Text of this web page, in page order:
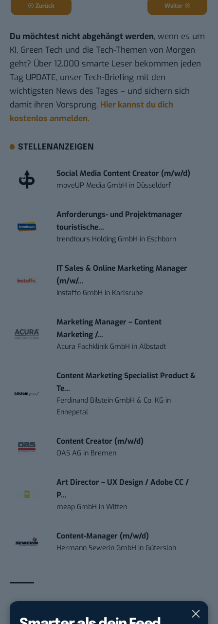
Zurück Weiter
Du möchtest nicht abgehängt werden, wenn es um
KI, Green Tech und die Tech-Themen von Morgen
geht? Über 12.000 smarte Leser bekommen jeden
Tag UPDATE, unser Tech-Briefing mit den
wichtigsten News des Tages – und sichern sich
damit ihren Vorsprung. Hier kannst du dich
kostenlos anmelden.
STELLENANZEIGEN
Social Media Content Creator (m/w/d)
moveUP Media GmbH in Düsseldorf
Anforderungs- und Projektmanager
touristische...
trendtours Holding GmbH in Eschborn
IT Sales & Online Marketing Manager
(m/w/...
Instaffo GmbH in Karlsruhe
Marketing Manager – Content
Marketing /...
Acura Fachklinik GmbH inAlbstadt
Content Marketing Specialist Product &
Te...
Ferdinand Bilstein GmbH & Co. KG in
Ennepetal
Content Creator (m/w/d)
OAS AG in Bremen
Art Director – UX Design / Adobe CC /
P...
meap GmbH inWitten
Content-Manager (m/w/d)
Hermann Sewerin GmbH in Gütersloh